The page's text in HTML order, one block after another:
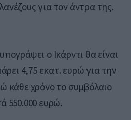
για τον άντρα της.
ο Ικάρντι θα είναι
4,75 εκατ. ευρώ για την
κάθε χρόνο το συμβόλαιο
550.000 ευρώ.